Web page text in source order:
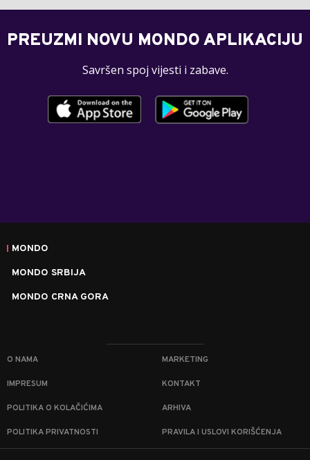
PREUZMI NOVU MONDO APLIKACIJU
Savršen spoj vijesti i zabave.
MONDO
MONDO SRBIJA
MONDO CRNA GORA
O NAMA MARKETING
IMPRESUM KONTAKT
POLITIKA O KOLAČIĆIMA ARHIVA
POLITIKA PRIVATNOSTI PRAVILA I USLOVI KORIŠĆENJA